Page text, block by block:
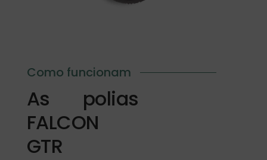
Como funcionam
As polias
FALCON
GTR